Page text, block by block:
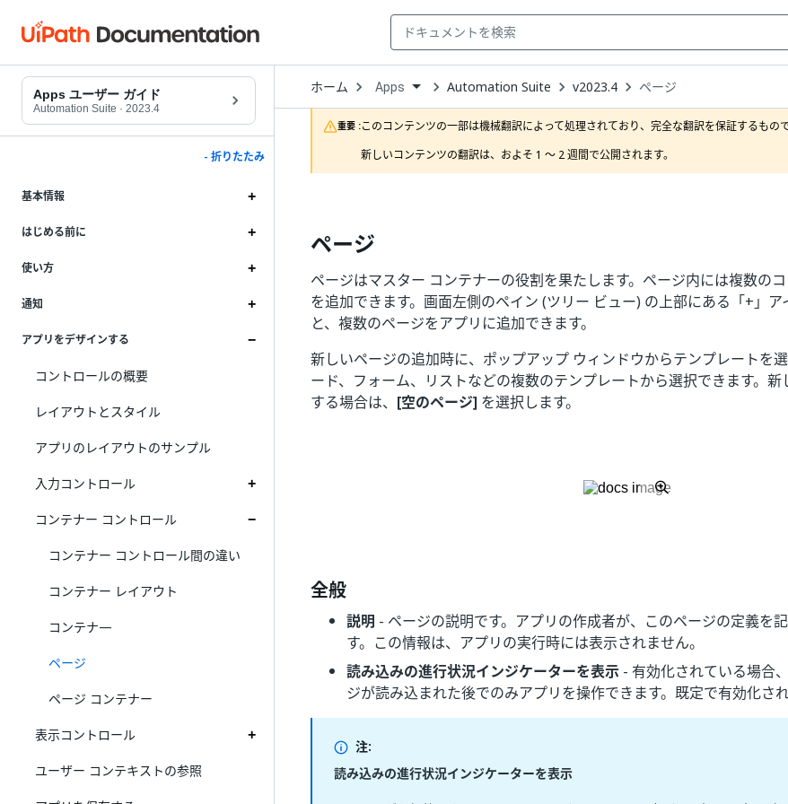
Apps ユーザー ガイド
Automation Suite · 2023.4
- 折りたたみ
基本情報
はじめる前に
使い方
通知
アプリをデザインする
コントロールの概要
レイアウトとスタイル
アプリのレイアウトのサンプル
入力コントロール
コンテナー コントロール
コンテナー コントロール間の違い
コンテナー レイアウト
コンテナ―
ページ
ページ コンテナー
表示コントロール
ユーザー コンテキストの参照
ホーム Open
Dropdown
to
choose
product
Apps Automation Suite v2023.4 ページ
重要 :このコンテンツの一部は機械翻訳によって処理されており、完全な翻訳を保証するもの
新しいコンテンツの翻訳は、およそ 1 ～ 2 週間で公開されます。
ページ
ページはマスター コンテナーの役割を果たします。ページ内には複数の
を追加できます。画面左側のペイン (ツリー ビュー) の上部にある「+」
と、複数のページをアプリに追加できます。
新しいページの追加時に、ポップアップ ウィンドウからテンプレートを
ード、フォーム、リストなどの複数のテンプレートから選択できます。
する場合は、 [空のページ] を選択します。
全般
説明 - ページの説明です。アプリの作成者が、このページの定義を
す。この情報は、アプリの実行時には表示されません。
読み込みの進行状況インジケーターを表示 - 有効化されている場合
ジが読み込まれた後でのみアプリを操作できます。既定で有効化され
注:
読み込みの進行状況インジケーターを表示